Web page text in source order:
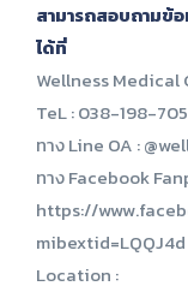
สามารถสอบถามข้
ได้ที่
Wellness Medical
TeL : 038-198-705
ทาง Line OA :
ทาง Facebook
https://
mibextid=LQQJ4d
Location :